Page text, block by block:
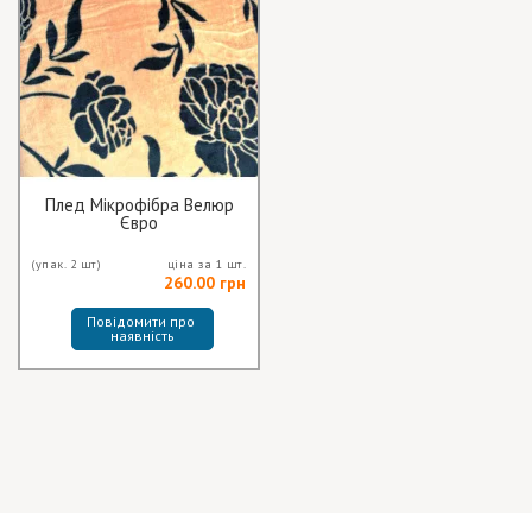
Плед Мікрофібра Велюр
Євро
(упак. 2 шт) ціна за 1 шт.
260.00 грн
Повідомити про
наявність